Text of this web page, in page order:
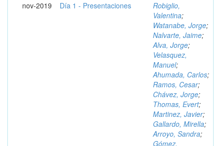
nov-2019 Día 1 - Presentaciones
Robiglio,
Valentina;
Watanabe, Jorge;
Nalvarte, Jaime;
Alva, Jorge;
Velasquez,
Manuel;
Ahumada, Carlos;
Ramos, Cesar;
Chávez, Jorge;
Thomas, Evert;
Martinez, Javier;
Gallardo, Mirella;
Arroyo, Sandra;
Gómez,